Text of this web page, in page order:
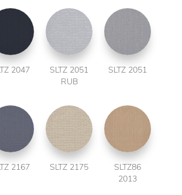
2047
SLTZ 2051
RUB
SLTZ 2051
2167 SLTZ 2175
SLTZ86
2013